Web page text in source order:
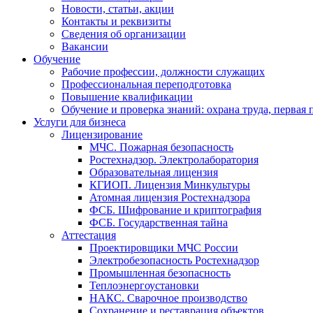
Новости, статьи, акции
Контакты и реквизиты
Сведения об организации
Вакансии
Обучение
Рабочие профессии, должности служащих
Профессиональная переподготовка
Повышение квалификации
Обучение и проверка знаний: охрана труда,
Услуги для бизнеса
Лицензирование
МЧС. Пожарная безопасность
Ростехнадзор. Электролаборатория
Образовательная лицензия
КГИОП. Лицензия Минкультуры
Атомная лицензия Ростехнадзора
ФСБ. Шифрование и криптография
ФСБ. Государственная тайна
Аттестация
Проектировщики МЧС России
Электробезопасность Ростехнадзор
Промышленная безопасность
Теплоэнергоустановки
НАКС. Сварочное производство
Сохранение и реставрация объектов